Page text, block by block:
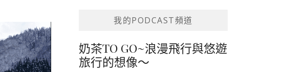
我的PODCAST頻道
奶茶TO GO~浪漫飛行與悠遊
旅行的想像～